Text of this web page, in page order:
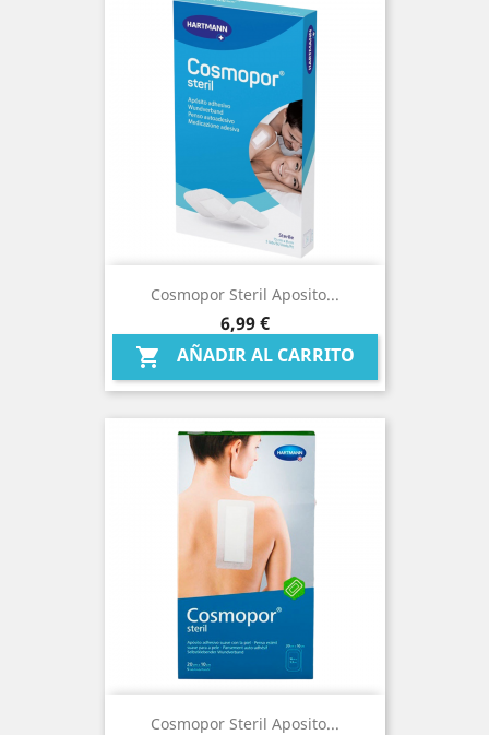
Cosmopor Steril Aposito...
Precio
6,99 €
 AÑADIR AL CARRITO
Cosmopor Steril Aposito...